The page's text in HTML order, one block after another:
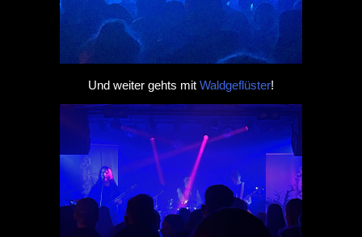
Und weiter gehts mit Waldgeflüster!